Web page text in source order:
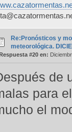
Re:Pronósticos y
meteorológica.
Respuesta #20 en:
de
para
el